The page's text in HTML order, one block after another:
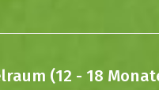
(12 - 18